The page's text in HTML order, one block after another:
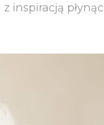
z inspiracją